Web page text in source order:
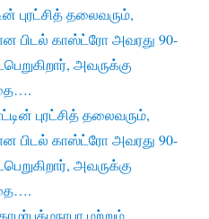
புரட்சித் தலைவரும்,
பிடல் காஸ்ட்ரோ அவரது 90-
அவருக்கு
புரட்சித் தலைவரும்,
பிடல் காஸ்ட்ரோ அவரது 90-
அவருக்கு